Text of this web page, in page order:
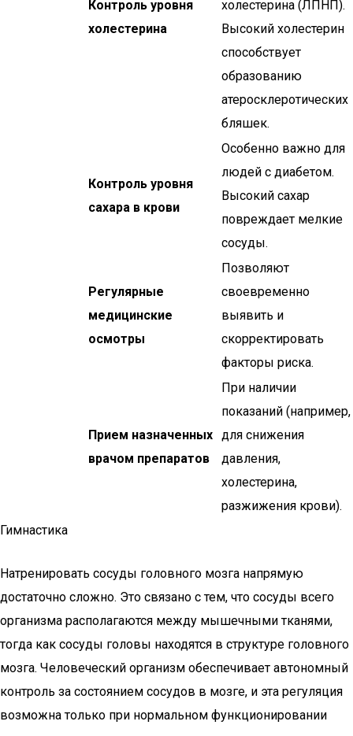
Контроль уровня
холестерина
холестерина (ЛПНП).
Высокий холестерин
способствует
образованию
атеросклеротических
бляшек.
Контроль уровня
сахара в крови
Особенно важно для
людей с диабетом.
Высокий сахар
повреждает мелкие
сосуды.
Регулярные
медицинские
осмотры
Позволяют
своевременно
выявить и
скорректировать
факторы риска.
Прием назначенных
врачом препаратов
При наличии
показаний (например,
для снижения
давления,
холестерина,
разжижения крови).
Гимнастика
Натренировать сосуды головного мозга напрямую
достаточно сложно. Это связано с тем, что сосуды всего
организма располагаются между мышечными тканями,
тогда как сосуды головы находятся в структуре головного
мозга. Человеческий организм обеспечивает автономный
контроль за состоянием сосудов в мозге, и эта регуляция
возможна только при нормальном функционировании